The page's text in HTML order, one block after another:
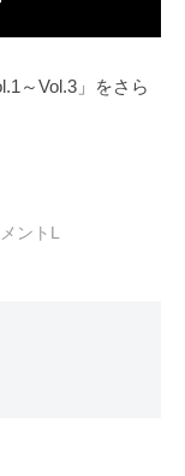
～Vol.3」をさら
ントL